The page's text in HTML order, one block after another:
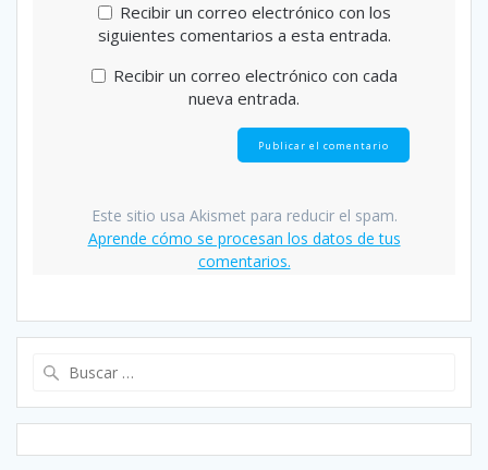
Recibir un correo electrónico con los
siguientes comentarios a esta entrada.
Recibir un correo electrónico con cada
nueva entrada.
Este sitio usa Akismet para reducir el spam.
Aprende cómo se procesan los datos de tus
comentarios.